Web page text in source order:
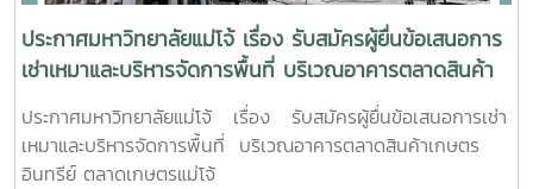
ประกาศมหาวิทยาลัยแม่โจ้ เรื่อง รับสมัครผู้ยื่นข้อเสนอการ
เช่าเหมาและบริหารจัดการพื้นที่ บริเวณอาคารตลาดสินค้า
เกษตรอินทรีย์ ตลาดเกษตรแม่โจ้
ประกาศมหาวิทยาลัยแม่โจ้ เรื่อง รับสมัครผู้ยื่นข้อเสนอการเช่า
เหมาและบริหารจัดการพื้นที่ บริเวณอาคารตลาดสินค้าเกษตร
อินทรีย์ ตลาดเกษตรแม่โจ้